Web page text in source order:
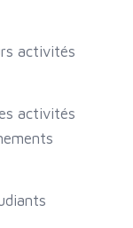
activités
activités